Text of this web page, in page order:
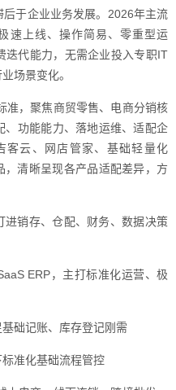
于企业业务发展。2026年主流
速上线、操作简易、零重型运
迭代能力，无需企业投入专职IT
场景变化。
准，聚焦商贸零售、电商分销核
、功能能力、落地运维、适配企
客云、网店管家、基础轻量化
，清晰呈现各产品适配差异，方
进销存、仓配、财务、数据决策
ERP，主打标准化运营、极
础记账、库存登记刚需
准化基础流程管控